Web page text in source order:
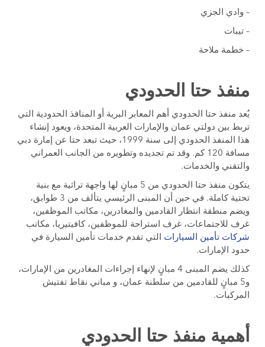
– وادي الجزي
– تيبات
– خطمة ملاحة
منفذ حتا الحدودي
يُعد منفذ حتا الحدودي أهم المعابر البرية أو المنافذ الحدودية التي
تربط بين دولتي عمان والإمارات العربية المتحدة، ويعود إنشاء
هذا المنفذ الحدودي إلى سنة 1999، حيث تبعد حتا عن إمارة دبي
مسافة 120 كم. وقد تم تجديده وتطويره من الجانب العمراني
والتقني والخدمات.
يتكون منفذ حتا الحدودي من 5 مبانٍ لها واجهة تراثية مع بنية
تحتية كاملة. في حين أن المبنى الرئيسي يتألف من 3 طوابق،
ويضم منطقة انتظار القادمين والمغادرين، مكاتب الموظفين،
غرف للاجتماعات، غرف استراحة للموظفين، كافيتيريا، مكاتب
شركات تأمين السيارات التي تقدم خدمات تأمين السيارة في
حدود الإمارات.
كذلك يضم المبنى 4 مبانٍ لإنهاء إجراءات المغادرين من الإمارات،
و5 مبانٍ للقادمين من سلطنة عمان، و مباني نقاط تفتيش
المركبات.
أهمية منفذ حتا الحدودي